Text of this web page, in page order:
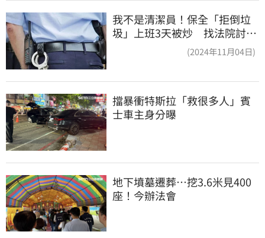
我不是清潔員！保全「拒倒垃
圾」上班3天被炒 找法院討公
(2024年11月04日)
擋暴衝特斯拉「救很多人」賓
士車主身分曝
地下墳墓遷葬…挖3.6米見400
座！今辦法會